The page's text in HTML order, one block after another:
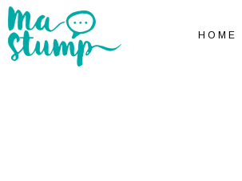
HOME